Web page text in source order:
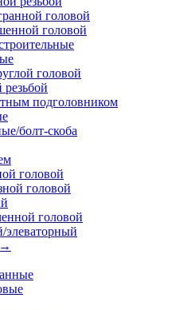
головой
головой
головой
подголовником
болт-скоба
головой
головой
головой
→